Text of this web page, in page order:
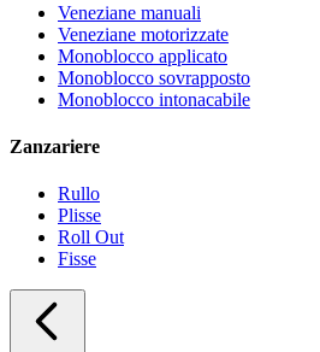
Veneziane manuali
Veneziane motorizzate
Monoblocco applicato
Monoblocco sovrapposto
Monoblocco intonacabile
Zanzariere
Rullo
Plisse
Roll Out
Fisse